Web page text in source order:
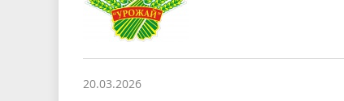
20.03.2026